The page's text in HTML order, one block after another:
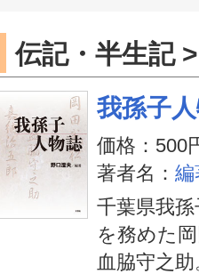
伝記・半生記
我孫子
価格：500
著者名： 編
千葉県我
を務めた
血脇守之